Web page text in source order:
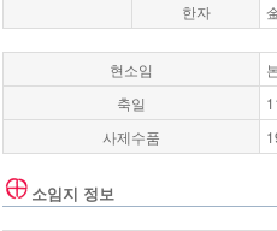
한자
현소임
축일
사제수품
소임지 정보